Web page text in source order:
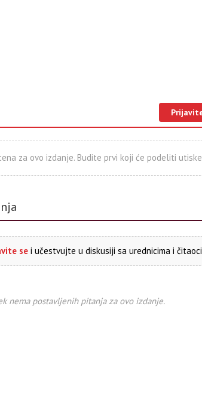
za ovo izdanje. Budite prvi koji će podeliti
se i učestvujte u diskusiji sa urednicima i
nema postavljenih pitanja za ovo izdanje.